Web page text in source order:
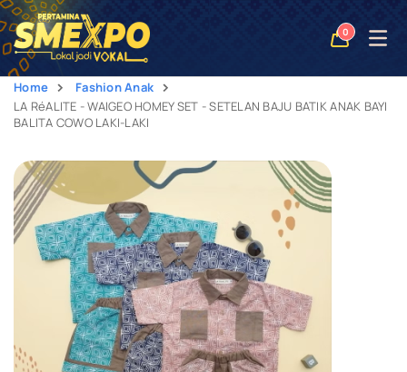
0
Open
Home
Fashion Anak
LA RéALITE - WAIGEO HOMEY SET - SETELAN BAJU BATIK ANAK BAYI
BALITA COWO LAKI-LAKI